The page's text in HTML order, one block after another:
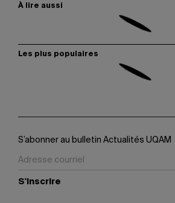
À lire aussi
Les plus populaires
S’abonner au bulletin Actualités UQAM
S'inscrire